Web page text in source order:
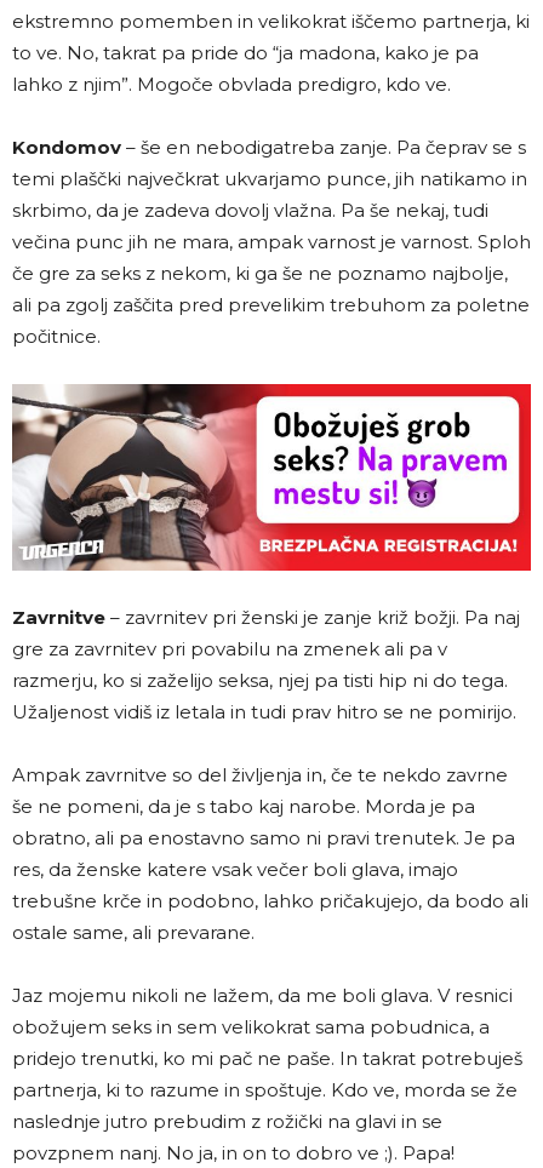
ekstremno pomemben in velikokrat iščemo partnerja, ki
to ve. No, takrat pa pride do “ja madona, kako je pa
lahko z njim”. Mogoče obvlada predigro, kdo ve.
Kondomov – še en nebodigatreba zanje. Pa čeprav se s
temi plaščki največkrat ukvarjamo punce, jih natikamo in
skrbimo, da je zadeva dovolj vlažna. Pa še nekaj, tudi
večina punc jih ne mara, ampak varnost je varnost. Sploh
če gre za seks z nekom, ki ga še ne poznamo najbolje,
ali pa zgolj zaščita pred prevelikim trebuhom za poletne
počitnice.
Zavrnitve – zavrnitev pri ženski je zanje križ božji. Pa naj
gre za zavrnitev pri povabilu na zmenek ali pa v
razmerju, ko si zaželijo seksa, njej pa tisti hip ni do tega.
Užaljenost vidiš iz letala in tudi prav hitro se ne pomirijo.
Ampak zavrnitve so del življenja in, če te nekdo zavrne
še ne pomeni, da je s tabo kaj narobe. Morda je pa
obratno, ali pa enostavno samo ni pravi trenutek. Je pa
res, da ženske katere vsak večer boli glava, imajo
trebušne krče in podobno, lahko pričakujejo, da bodo ali
ostale same, ali prevarane.
Jaz mojemu nikoli ne lažem, da me boli glava. V resnici
obožujem seks in sem velikokrat sama pobudnica, a
pridejo trenutki, ko mi pač ne paše. In takrat potrebuješ
partnerja, ki to razume in spoštuje. Kdo ve, morda se že
naslednje jutro prebudim z rožički na glavi in se
povzpnem nanj. No ja, in on to dobro ve ;). Papa!